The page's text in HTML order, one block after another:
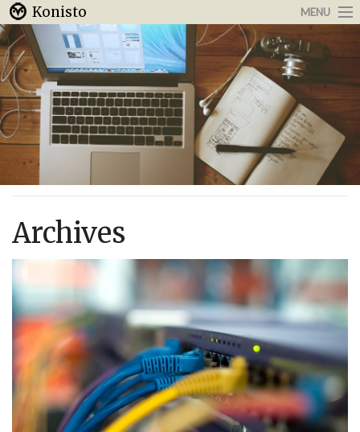
Konisto MENU
Arbeit & Karriere
Internet
Urlaub & Reisen
Archives